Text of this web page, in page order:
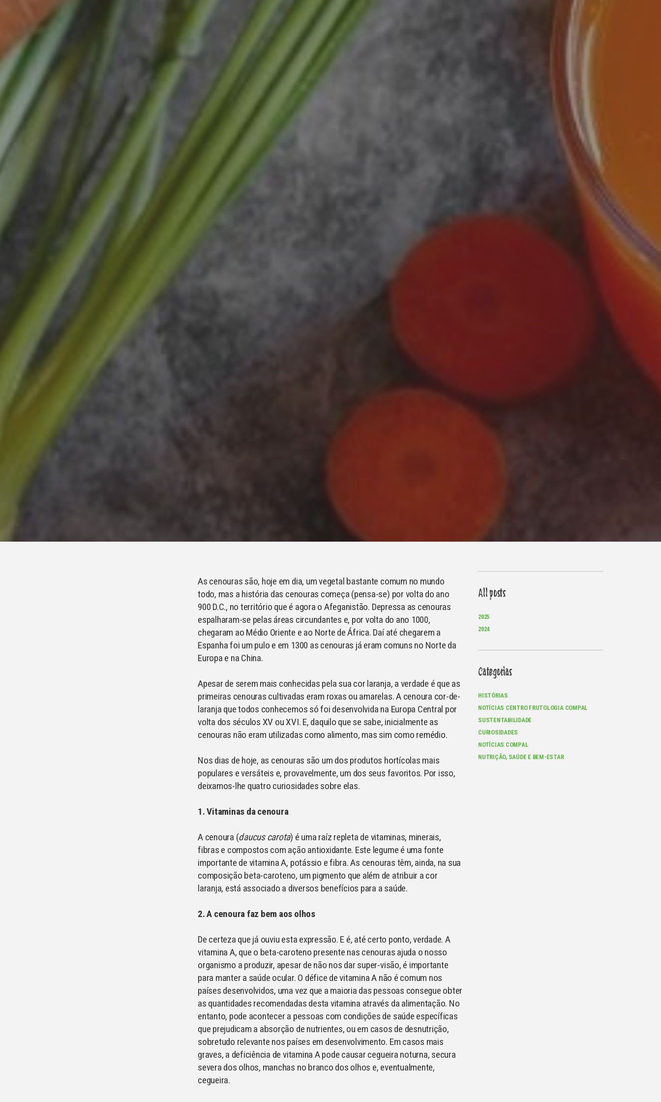
As cenouras são, hoje em dia, um vegetal bastante comum no mundo
todo, mas a história das cenouras começa (pensa-se) por volta do ano
900 D.C., no território que é agora o Afeganistão. Depressa as cenouras
espalharam-se pelas áreas circundantes e, por volta do ano 1000,
chegaram ao Médio Oriente e ao Norte de África. Daí até chegarem a
Espanha foi um pulo e em 1300 as cenouras já eram comuns no Norte da
Europa e na China.
Apesar de serem mais conhecidas pela sua cor laranja, a verdade é que as
primeiras cenouras cultivadas eram roxas ou amarelas. A cenoura cor-de-
laranja que todos conhecemos só foi desenvolvida na Europa Central por
volta dos séculos XV ou XVI. E, daquilo que se sabe, inicialmente as
cenouras não eram utilizadas como alimento, mas sim como remédio.
Nos dias de hoje, as cenouras são um dos produtos hortícolas mais
populares e versáteis e, provavelmente, um dos seus favoritos. Por isso,
deixamos-lhe quatro curiosidades sobre elas.
1. Vitaminas da cenoura
A cenoura (daucus carota) é uma raíz repleta de vitaminas, minerais,
fibras e compostos com ação antioxidante. Este legume é uma fonte
importante de vitamina A, potássio e fibra. As cenouras têm, ainda, na sua
composição beta-caroteno, um pigmento que além de atribuir a cor
laranja, está associado a diversos benefícios para a saúde.
2. A cenoura faz bem aos olhos
De certeza que já ouviu esta expressão. E é, até certo ponto, verdade. A
vitamina A, que o beta-caroteno presente nas cenouras ajuda o nosso
organismo a produzir, apesar de não nos dar super-visão, é importante
para manter a saúde ocular. O défice de vitamina A não é comum nos
países desenvolvidos, uma vez que a maioria das pessoas consegue obter
as quantidades recomendadas desta vitamina através da alimentação. No
entanto, pode acontecer a pessoas com condições de saúde específicas
que prejudicam a absorção de nutrientes, ou em casos de desnutrição,
sobretudo relevante nos países em desenvolvimento. Em casos mais
graves, a deficiência de vitamina A pode causar cegueira noturna, secura
severa dos olhos, manchas no branco dos olhos e, eventualmente,
cegueira.
All posts
2025
2024
Categorias
HISTÓRIAS
NOTÍCIAS CENTRO FRUTOLOGIA COMPAL
SUSTENTABILIDADE
CURIOSIDADES
NOTÍCIAS COMPAL
NUTRIÇÃO, SAÚDE E BEM-ESTAR